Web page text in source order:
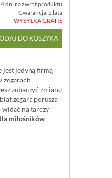
dni na zwrot produktu
Gwarancja: 2 lata
WYSYŁKA GRATIS
DO KOSZYKA
jest jedyną firmą
zegarach
zobaczyć zmianę
zegara porusza
widać na tarczy
miłośników